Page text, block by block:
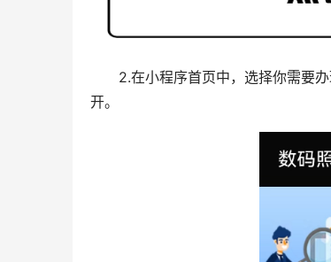
2.在小程序首页中，选择你需要
开。